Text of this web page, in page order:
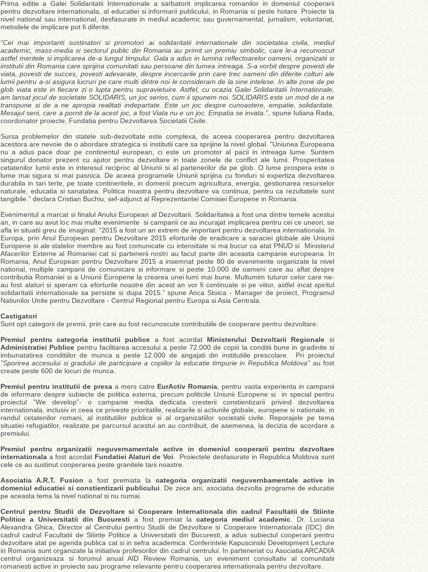
Prima editie a Galei Solidaritatii Internationale a sarbatorit implicarea romanilor in domeniul cooperarii
pentru dezvoltare internationala, al educatiei si informarii publicului, in Romania si peste hotare. Proiecte la
nivel national sau international, desfasurate in mediul academic sau guvernamental, jurnalism, voluntariat,
metodele de implicare pot fi diferite.
“Cei mai importanti sustinatori si promotori ai solidaritatii internationale din societatea civila, mediul
academic, mass-media si sectorul public din Romania au primit un premiu simbolic, care le-a recunoscut
astfel meritele si implicarea de-a lungul timpului. Gala a adus in lumina reflectoarelor oameni, organizatii si
institutii din Romania care sprijina comunitati sau persoane din lumea intreaga. S-a vorbit despre povesti de
viata, povesti de succes, povesti adevarate, despre incercarile prin care trec oameni din diferite colturi ale
lumii pentru a-si asigura lucruri pe care multi dintre noi le consideram de la sine intelese. In alte zone de pe
glob viata este in fiecare zi o lupta pentru supravietuire. Astfel, cu ocazia Galei Solidaritatii Internationale,
am lansat jocul de societate SOLIDARIS, un joc serios, cum ii spunem noi. SOLIDARIS este un mod de a ne
transpune si de a ne apropia realitati indepartate. Este un joc despre cunoastere, empatie, solidaritate.
Mesajul serii, care a pornit de la acest joc, a fost Viata nu e un joc. Empatia se invata.” , spune Iuliana Rada,
coordonator proiecte, Fundatia pentru Dezvoltarea Societatii Civile.
Sursa problemelor din statele sub-dezvoltate este complexa, de aceea cooperarea pentru dezvoltarea
acestora are nevoie de o abordare strategica si institutii care sa sprijine la nivel global. "Uniunea Europeana
nu a adus pace doar pe continentul european, ci este un promotor al pacii in intreaga lume. Suntem
singurul donator prezent cu ajutor pentru dezvoltare in toate zonele de conflict ale lumii. Prosperitatea
cetatenilor lumii este in interesul reciproc al Uniunii si al partenerilor de pe glob. O lume prospera este o
lume mai sigura si mai pasnica. De aceea programele Uniunii sprijina cu fonduri si expertiza dezvoltarea
durabila in tari terte, pe toate continentele, in domenii precum agricultura, energia, gestionarea resurselor
naturale, educatia si sanatatea. Politica noastra pentru dezvoltare va continua, pentru ca rezultatele sunt
tangibile." declara Cristian Buchiu, sef-adjunct al Reprezentantei Comisiei Europene in Romania.
Evenimentul a marcat si finalul Anului European al Dezvoltarii. Solidaritatea a fost una dintre temele acestui
an, in care au avut loc mai multe evenimente si campanii ce au incurajat implicarea pentru cei ce uneori, se
afla in situatii greu de imaginat. “2015 a fost un an extrem de important pentru dezvoltarea internationala. In
Europa, prin Anul European pentru Dezvoltare 2015 eforturile de eradicare a saraciei globale ale Uniunii
Europene si ale statelor membre au fost comunicate cu intensitate si ma bucur ca atat PNUD si Ministerul
Afacerilor Externe al Romaniei cat si partenerii nostri au facut parte din aceasta campanie europeana. In
Romania, Anul European pentru Dezvoltare 2015 a insemnat peste 80 de evenimente organizate la nivel
national, multiple campanii de comunicare si informare si peste 10.000 de oameni care au aflat despre
contributia Romaniei si a Uniunii Europene la crearea unei lumi mai bune. Multumim tuturor celor care ne-
au fost alaturi si speram ca eforturile noastre din acest an vor fi continuate si pe viitor, astfel incat spiritul
solidaritatii internationale sa persiste si dupa 2015.” spune Anca Stoica - Manager de proiect, Programul
Natiunilor Unite pentru Dezvoltare - Centrul Regional pentru Europa si Asia Centrala.
Castigatori
Sunt opt categorii de premii, prin care au fost recunoscute contributiile de cooperare pentru dezvoltare:
Premiul pentru categoria institutii publice a fost acordat Ministerului Dezvoltarii Regionale si
Administratiei Publice pentru facilitarea accesului a peste 72.000 de copiii la conditii bune in gradinite si
imbunatatirea conditiilor de munca a peste 12.000 de angajati din institutiile prescolare. Pri proiectul
”Sporirea accesului si gradului de participare a copiilor la educatie timpurie in Republica Moldova” au fost
create peste 600 de locuri de munca.
Premiul pentru institutii de presaa mers catre EurActiv Romania , pentru vasta experienta in campanii
de informare despre subiecte de politica externa, precum politicile Uniunii Europene si in special pentru
proiectul ”We develop”- o campanie media dedicata cresterii constientizarii privind dezvoltarea
internationala, inclusiv in ceea ce priveste prioritatile, realizarile si actiunile globale, europene si nationale, in
randul cetatenilor romani, al institutiilor publice si al organizatiilor societatii civile. Reporajele pe tema
situatiei refugiatilor, realizate pe parcursul acestui an au contribuit, de asemenea, la decizia de acordare a
premiului.
Premiul pentru organizatii neguvernamentale active in domeniul cooperarii pentru dezvoltare
internationala a fost acordat Fundatiei Alaturi de Voi . Proiectele desfasurate in Republica Moldova sunt
cele ce au sustinut cooperarea peste granitele tarii noastre.
Asociatia A.R.T. Fusion a fost premiata la categoria organizatii neguvernbamentale active in
domeniul educatiei si constientizarii publicului . De zece ani, asociatia dezvolta programe de educatie
pe aceasta tema la nivel national si nu numai.
Centrul pentru Studii de Dezvoltare si Cooperare Internationala din cadrul Facultatii de Stiinte
Politice a Universitatii din Bucuresti a fost premiat la categoria mediul academic. Dr. Luciana
Alexandra Ghica, Director al Centrului pentru Studii de Dezvoltare si Cooperare Internationala (IDC) din
cadrul cadrul Facultatii de Stiinte Politice a Universitatii din Bucuresti, a adus subiectul cooperarii pentru
dezvoltare atat pe agenda publica cat si in sefra academica. Conferintele Kapuscinski Development Lecture
in Romania sunt organizate la initiativa profesorilor din cadrul centrului. In parteneriat cu Asociatia ARCADIA
centrul organizeaza si forumul anual AID Review Romania, un eveniment consultativ al comunitatii
romanesti active in proiecte sau programe relevante pentru cooperarea internationala pentru dezvoltare.